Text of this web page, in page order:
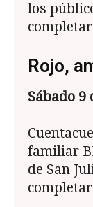
los
Rojo,
Sábado 9
familiar
de San